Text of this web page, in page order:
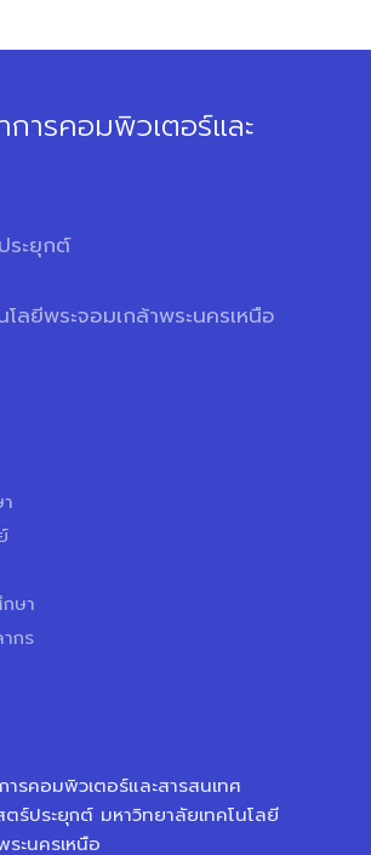
ารคอมพิวเตอร์และ
ระยุกต์
ลยีพระจอมเกล้าพระนครเหนือ
ษา
กร
ารคอมพิวเตอร์และสารสนเทศ
ร์ประยุกต์ มหาวิทยาลัยเทคโนโลยี
ระนครเหนือ